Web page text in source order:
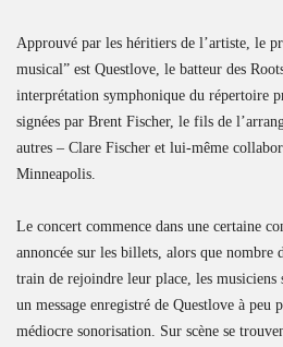
Approuvé par les héritiers de l’artiste, le
musical” est Questlove, le batteur des
interprétation symphonique du répertoire
signées par Brent Fischer, le fils de
autres – Clare Fischer et lui-même
Minneapolis.
Le concert commence dans une certaine
annoncée sur les billets, alors que nombre
train de rejoindre leur place, les musiciens
un message enregistré de Questlove à
médiocre sonorisation. Sur scène se